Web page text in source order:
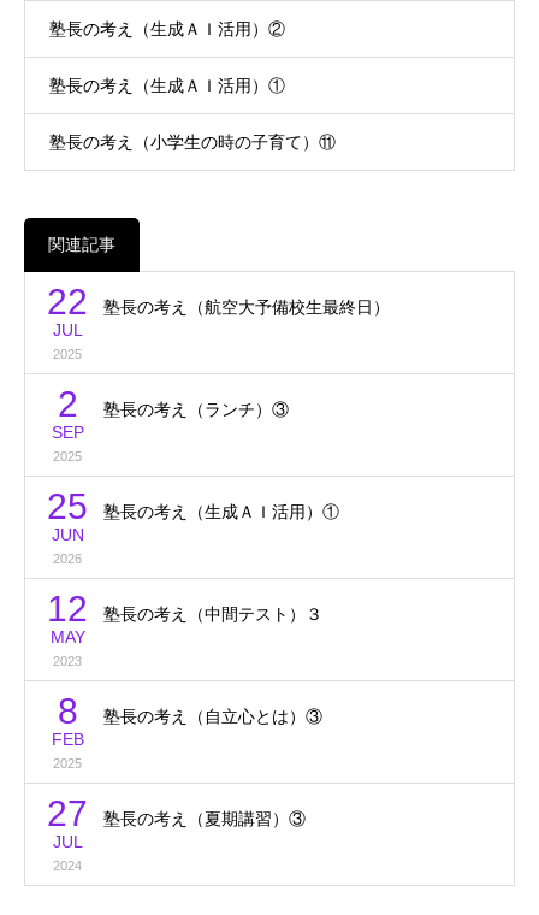
塾長の考え（生成ＡＩ活用）②
塾長の考え（生成ＡＩ活用）①
塾長の考え（小学生の時の子育て）⑪
関連記事
22
JUL
2025
塾長の考え（航空大予備校生最終日）
2
SEP
2025
塾長の考え（ランチ）③
25
JUN
2026
塾長の考え（生成ＡＩ活用）①
12
MAY
2023
塾長の考え（中間テスト）３
8
FEB
2025
塾長の考え（自立心とは）③
27
JUL
2024
塾長の考え（夏期講習）③